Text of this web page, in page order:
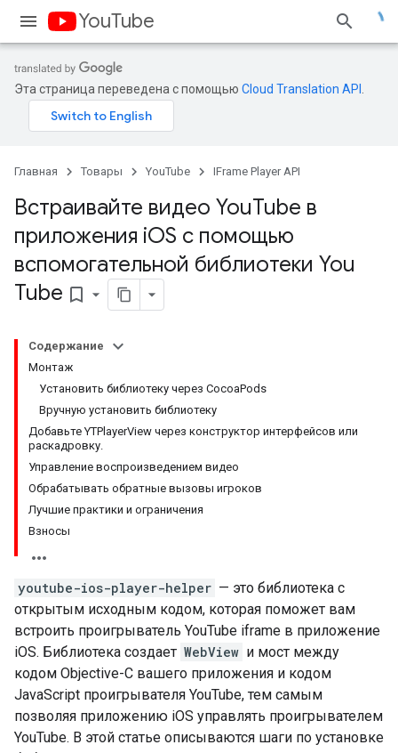
YouTube
Эта страница переведена с помощью Cloud Translation API
Главная Товары YouTube IFrame Player API
Встраивайте видео YouTube в
приложения iOS с помощью
вспомогательной библиотеки You
Tube bookmark_border
Содержание
Монтаж
Установить библиотеку через CocoaPods
Вручную установить библиотеку
Добавьте YTPlayerView через конструктор интерфейсов или
раскадровку.
Управление воспроизведением видео
Обрабатывать обратные вызовы игроков
Лучшие практики и ограничения
Взносы
youtube-ios-player-helper — это библиотека с
открытым исходным кодом, которая поможет вам
встроить проигрыватель YouTube iframe в приложение
iOS. Библиотека создает WebView и мост между
кодом Objective-C вашего приложения и кодом
JavaScript проигрывателя YouTube, тем самым
позволяя приложению iOS управлять проигрывателем
YouTube. В этой статье описываются шаги по установке